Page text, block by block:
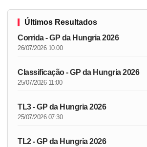
Últimos Resultados
Corrida - GP da Hungria 2026
26/07/2026 10:00
Classificação - GP da Hungria 2026
25/07/2026 11:00
TL3 - GP da Hungria 2026
25/07/2026 07:30
TL2 - GP da Hungria 2026